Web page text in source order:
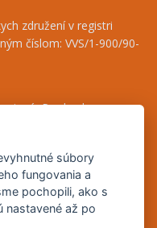
združení v registri
číslom: VVS/1-900/90-
Predseda
+421 948 036 719
tel.: +421 948 838 493
súbory
fungovania a
pochopili, ako s
nastavené až po